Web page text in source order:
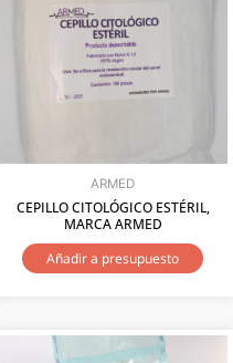
ARMED
CEPILLO CITOLÓGICO ESTÉRIL,
MARCA ARMED
Añadir a presupuesto